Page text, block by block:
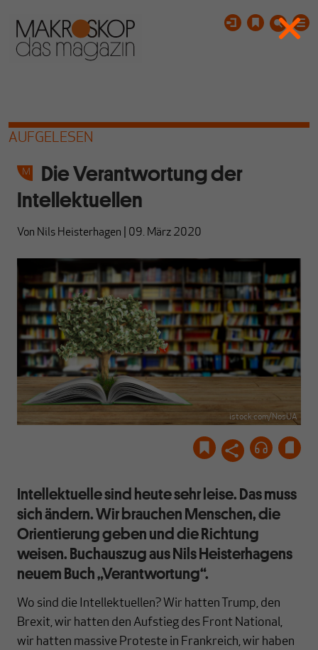
AUFGELESEN
Die Verantwortung der
Intellektuellen
Von Nils Heisterhagen 09. März 2020
istock.com/NosUA
Intellektuelle sind heute sehr leise. Das muss
sich ändern. Wir brauchen Menschen, die
Orientierung geben und die Richtung
weisen. Buchauszug aus Nils Heisterhagens
neuem Buch „Verantwortung“.
Wo sind die Intellektuellen? Wir hatten Trump, den
Brexit, wir hatten den Aufstieg des Front National,
wir hatten massive Proteste in Frankreich, wir haben